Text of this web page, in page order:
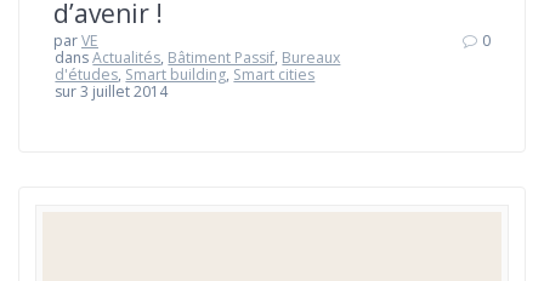
d’avenir !
parVE
dansActualités, Bâtiment Passif, Bureaux
d'études, Smart building, Smart cities
sur 3 juillet 2014
0